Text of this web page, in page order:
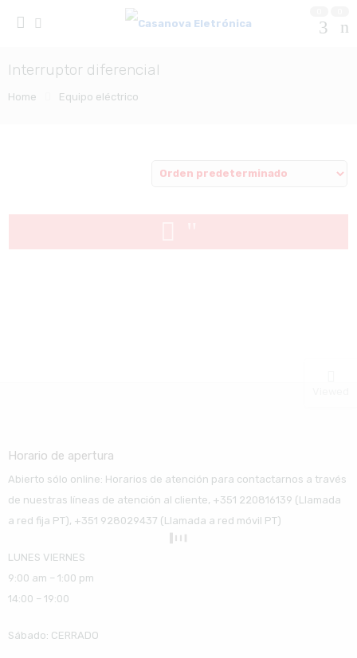
Interruptor diferencial
Home Equipo eléctrico
Horario de apertura
Abierto sólo online: Horarios de atención para contactarnos a través
de nuestras líneas de atención al cliente, +351 220816139 (Llamada
a red fija PT), +351 928029437 (Llamada a red móvil PT)
LUNES VIERNES
9:00 am – 1:00 pm
14:00 – 19:00
Sábado: CERRADO